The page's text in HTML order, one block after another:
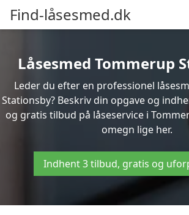
Find-låsesmed.dk
Låsesmed Tommerup
Leder du efter en professionel
Stationsby? Beskriv din opgave og
og gratis tilbud på låseservice i
omegn lige her.
Indhent 3 tilbud, gratis og